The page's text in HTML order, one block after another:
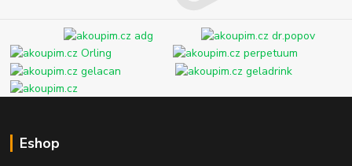
Eshop